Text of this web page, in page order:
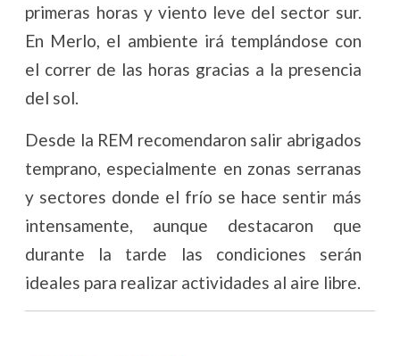
primeras horas y viento leve del sector sur.
En Merlo, el ambiente irá templándose con
el correr de las horas gracias a la presencia
del sol.
Desde la REM recomendaron salir abrigados
temprano, especialmente en zonas serranas
y sectores donde el frío se hace sentir más
intensamente, aunque destacaron que
durante la tarde las condiciones serán
ideales para realizar actividades al aire libre.